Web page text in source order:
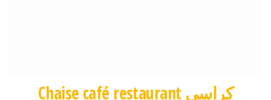
Chaise café restaurant كراسي